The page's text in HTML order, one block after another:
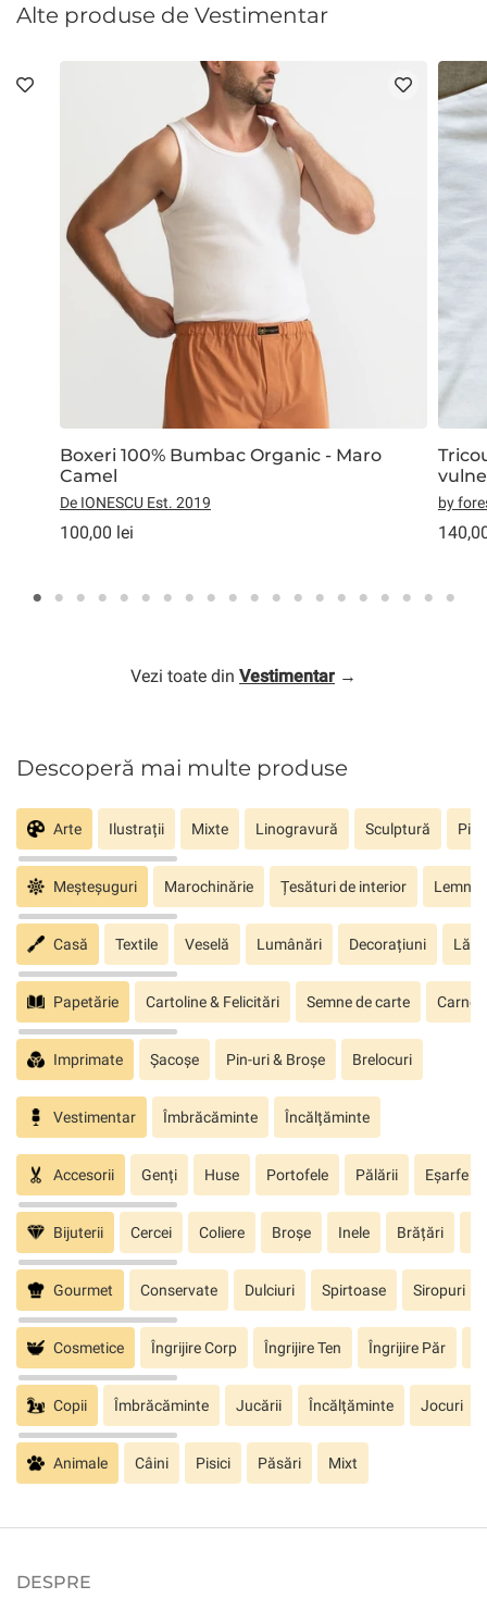
Alte produse de Vestimentar
Boxeri 100% Bumbac Organic - Maro
Camel
De IONESCU Est. 2019
100,00 lei
by
Vezi toate din Vestimentar →
Descoperă mai multe produse
Arte Ilustrații Mixte Linogravură Sculptură
Meșteșuguri Marochinărie Țesături de interior Lemn
Casă Textile Veselă Lumânări Decorațiuni
Papetărie Cartoline & Felicitări Semne de carte
Imprimate Șacoșe Pin-uri & Broșe Brelocuri
Vestimentar Îmbrăcăminte Încălțăminte
Accesorii Genți Huse Portofele Pălării Eșarfe
Bijuterii Cercei Coliere Broșe Inele Brățări
Gourmet Conservate Dulciuri Spirtoase Siropuri
Cosmetice Îngrijire Corp Îngrijire Ten Îngrijire Păr
Copii Îmbrăcăminte Jucării Încălțăminte Jocuri
Animale Câini Pisici Păsări Mixt
DESPRE